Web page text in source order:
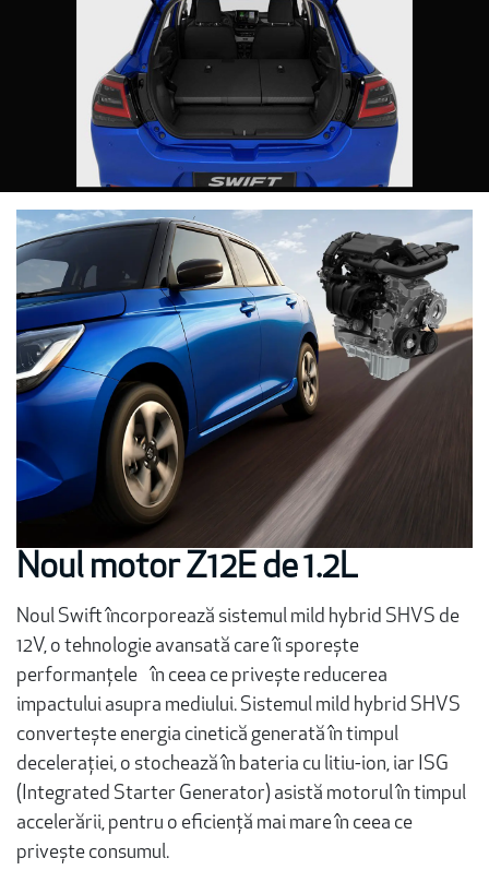
Noul motor Z12E de 1.2L
Noul Swift încorporează sistemul mild hybrid SHVS de
12V, o tehnologie avansată care îi sporește
performanțele în ceea ce privește reducerea
impactului asupra mediului. Sistemul mild hybrid SHVS
convertește energia cinetică generată în timpul
decelerației, o stochează în bateria cu litiu-ion, iar ISG
(Integrated Starter Generator) asistă motorul în timpul
accelerării, pentru o eficiență mai mare în ceea ce
privește consumul.